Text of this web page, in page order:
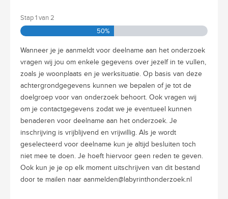
Stap 1 van 2
50%
Wanneer je je aanmeldt voor deelname aan het onderzoek
vragen wij jou om enkele gegevens over jezelf in te vullen,
zoals je woonplaats en je werksituatie. Op basis van deze
achtergrondgegevens kunnen we bepalen of je tot de
doelgroep voor van onderzoek behoort. Ook vragen wij
om je contactgegevens zodat we je eventueel kunnen
benaderen voor deelname aan het onderzoek. Je
inschrijving is vrijblijvend en vrijwillig. Als je wordt
geselecteerd voor deelname kun je altijd besluiten toch
niet mee te doen. Je hoeft hiervoor geen reden te geven.
Ook kun je je op elk moment uitschrijven van dit bestand
door te mailen naar aanmelden@labyrinthonderzoek.nl